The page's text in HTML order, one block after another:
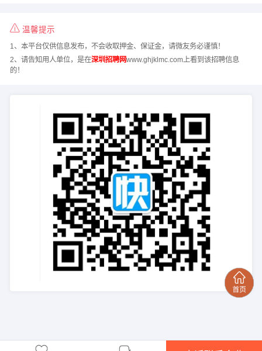
温馨提示
1、本平台仅供信息发布，不会收取押金、保证金，请微友务必谨慎！
2、请告知用人单位，是在深圳招聘网www.ghjklmc.com上看到该招聘信息
的！